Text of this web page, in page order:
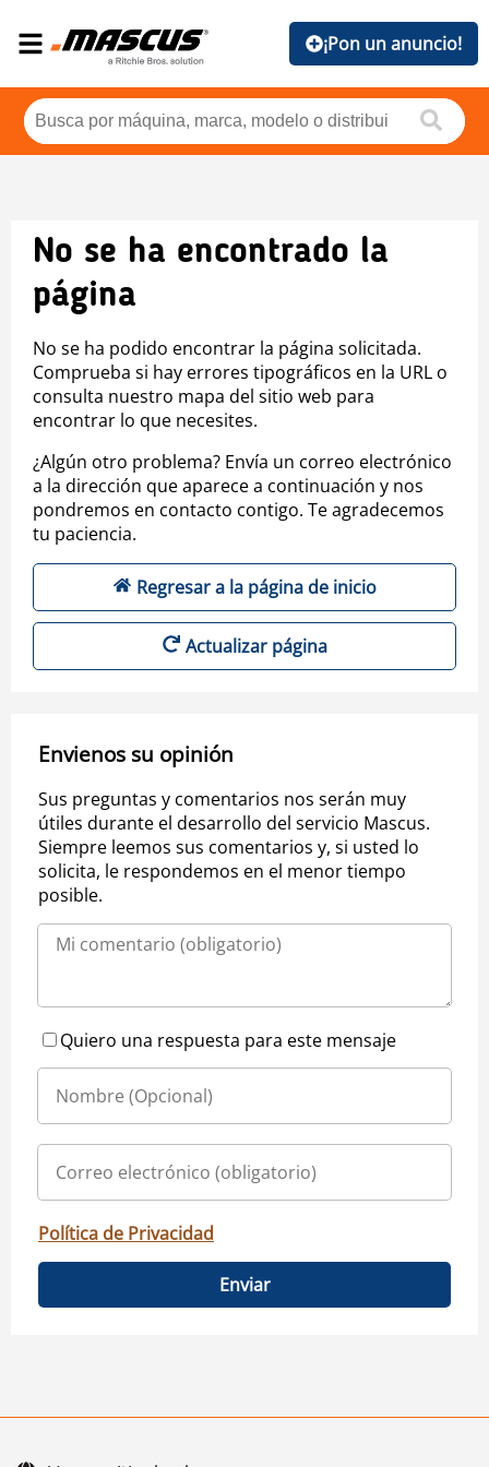
¡Pon un anuncio!
No se ha encontrado la
página
No se ha podido encontrar la página solicitada.
Comprueba si hay errores tipográficos en la URL o
consulta nuestro mapa del sitio web para
encontrar lo que necesites.
¿Algún otro problema? Envía un correo electrónico
a la dirección que aparece a continuación y nos
pondremos en contacto contigo. Te agradecemos
tu paciencia.
Regresar a la página de inicio
Actualizar página
Envienos su opinión
Sus preguntas y comentarios nos serán muy
útiles durante el desarrollo del servicio Mascus.
Siempre leemos sus comentarios y, si usted lo
solicita, le respondemos en el menor tiempo
posible.
Quiero una respuesta para este mensaje
Política de Privacidad
Enviar